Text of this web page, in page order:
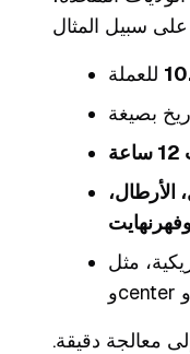
الأرطال،
وفهرنهايت
وcenter و
معالجة دقيقة.